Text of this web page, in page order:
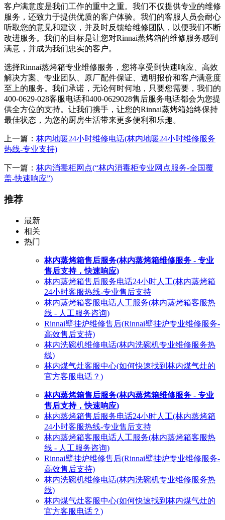
客户满意度是我们工作的重中之重。我们不仅提供专业的维修
服务，还致力于提供优质的客户体验。我们的客服人员会耐心
听取您的意见和建议，并及时反馈给维修团队，以便我们不断
改进服务。我们的目标是让您对Rinnai蒸烤箱的维修服务感到
满意，并成为我们忠实的客户。
选择Rinnai蒸烤箱专业维修服务，您将享受到快速响应、高效
解决方案、专业团队、原厂配件保证、透明报价和客户满意度
至上的服务。我们承诺，无论何时何地，只要您需要，我们的
400-0629-028客服电话和400-0629028售后服务电话都会为您提
供全方位的支持。让我们携手，让您的Rinnai蒸烤箱始终保持
最佳状态，为您的厨房生活带来更多便利和乐趣。
上一篇： 林内地暖24小时维修电话(林内地暖24小时维修服务
热线-专业支持)
下一篇： 林内消毒柜网点(“林内消毒柜专业网点服务-全国覆
盖-快速响应”)
推荐
最新
相关
热门
林内蒸烤箱售后服务(林内蒸烤箱维修服务 - 专业
售后支持，快速响应)
林内蒸烤箱售后服务电话24小时人工(林内蒸烤箱
24小时客服热线-专业售后支持
林内蒸烤箱客服电话人工服务(林内蒸烤箱客服热
线 - 人工服务咨询)
Rinnai壁挂炉维修售后(Rinnai壁挂炉专业维修服务-
高效售后支持)
林内洗碗机维修电话(林内洗碗机专业维修服务热
线)
林内煤气灶客服中心(如何快速找到林内煤气灶的
官方客服电话？)
林内蒸烤箱售后服务(林内蒸烤箱维修服务 - 专业
售后支持，快速响应)
林内蒸烤箱售后服务电话24小时人工(林内蒸烤箱
24小时客服热线-专业售后支持
林内蒸烤箱客服电话人工服务(林内蒸烤箱客服热
线 - 人工服务咨询)
Rinnai壁挂炉维修售后(Rinnai壁挂炉专业维修服务-
高效售后支持)
林内洗碗机维修电话(林内洗碗机专业维修服务热
线)
林内煤气灶客服中心(如何快速找到林内煤气灶的
官方客服电话？)